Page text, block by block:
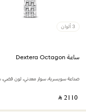
3 ألوان
ساعة Dextera Octagon
‎ ⃁ ⁦2110⁩ ‎